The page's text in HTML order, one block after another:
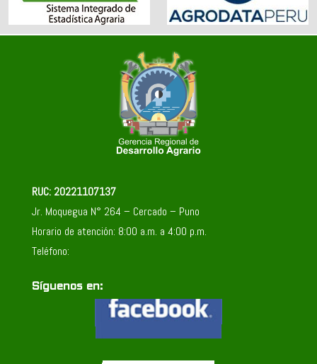
RUC: 20221107137
Jr. Moquegua N° 264 – Cercado – Puno
Horario de atención: 8:00 a.m. a 4:00 p.m.
Teléfono:
Síguenos en: